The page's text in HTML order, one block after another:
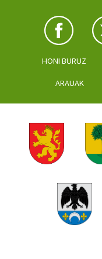
HONI BURUZ
ARAUAK